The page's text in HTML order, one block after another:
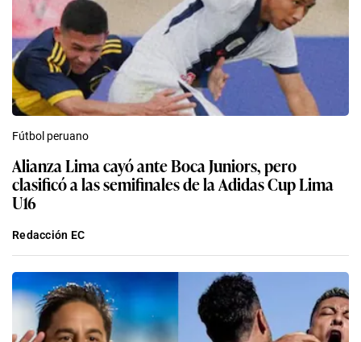
Fútbol peruano
Alianza Lima cayó ante Boca Juniors, pero
clasificó a las semifinales de la Adidas Cup Lima
U16
Redacción EC